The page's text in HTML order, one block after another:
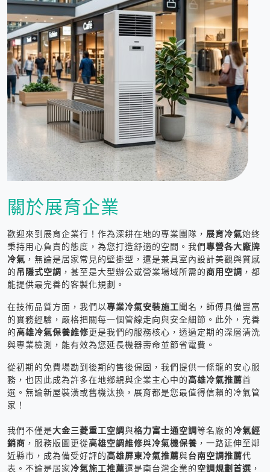
關於展育企業
歡迎來到展育企業行！作為深耕在地的專業團隊， 展育冷氣始終
秉持用心負責的態度，為您打造舒適的空間。我們專營各大廠牌
冷氣 ，無論是居家常見的壁掛型，還是兼具室內設計美觀與質感
的吊隱式空調 ，甚至是大型辦公或營業場域所需的商用空調 ，都
能提供最完善的客製化規劃。
在技術品質方面，我們以專業冷氣安裝施工聞名，師傅具備豐富
的實務經驗，嚴格把關每一個管線走向與安全細節。此外，完善
的高雄冷氣保養維修更是我們的服務核心，透過定期的深層清洗
與專業檢測，能有效為您延長機器壽命並節省電費。
從初期的免費場勘到後期的售後保固，我們提供一條龍的安心服
務，也因此成為許多在地鄉親與企業主心中的高雄冷氣推薦首
選。無論新屋裝潢或舊機汰換，展育都是您最值得信賴的冷氣管
家！
我們不僅是大金三菱重工空調與格力富士通空調等名廠的冷氣經
銷商 ，服務版圖更從高雄空調維修與冷氣機保養 ，一路延伸至鄰
近縣市，成為備受好評的高雄屏東冷氣推薦與台南空調推薦代
表。不論是居家冷氣施工推薦還是南台灣企業的空調規劃首選 ，